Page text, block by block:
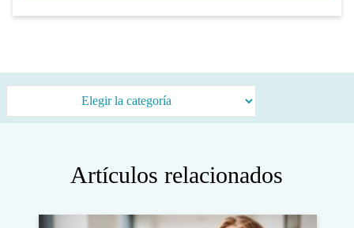
Artículos relacionados